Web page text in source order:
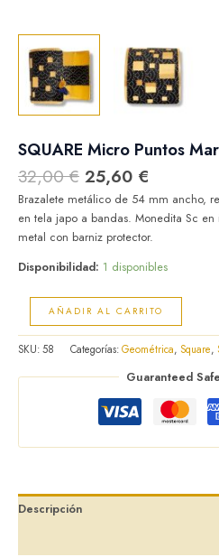
SQUARE Micro Puntos
32,00€ 25,60 €
Brazalete metálico de 54 mm ancho,
en tela japo a bandas. Monedita Sc
metal con barniz protector.
Disponibilidad: 1 disponibles
AÑADIR AL CARRITO
SKU:58 Categorías:Geométrica, Square,
Guaranteed
Descripción